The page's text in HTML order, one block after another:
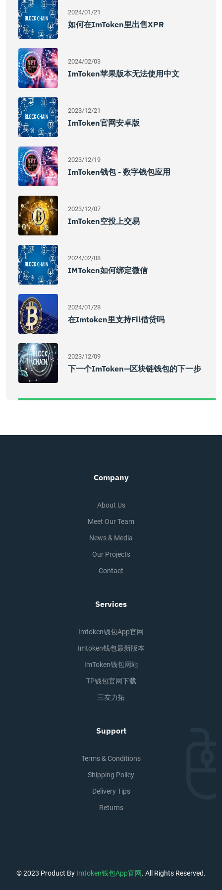
2024/01/21
如何在imToken里出售XPR
2024/02/03
ImToken苹果版本无法使用中文
2023/12/21
ImToken官网安卓版
2023/12/19
ImToken钱包 - 数字钱包应用
2023/12/07
ImToken空投上交易
2024/02/08
IMToken如何绑定微信
2024/01/28
在imtoken里支持fil借贷吗
2023/12/09
下一个imToken—区块链钱包的下一步
Company
About Us
Meet Our Team
News & Media
Our Projects
Contact
Services
Imtoken钱包app官网
Imtoken钱包最新版本
ImToken钱包网站
TP钱包官网下载
三友力拓
Support
Terms & Conditions
Shipping Policy
Delivery Tips
Returns
© 2023 Product By Imtoken钱包app官网. All Rights Reserved.